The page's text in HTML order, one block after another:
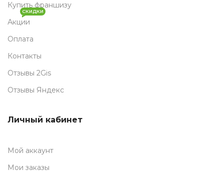
Купить франшизу
Акции
СКИДКИ
Оплата
Контакты
Отзывы 2Gis
Отзывы Яндекс
Личный кабинет
Мой аккаунт
Мои заказы